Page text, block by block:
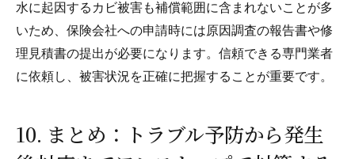
水に起因するカビ被害も補償範囲に含まれないことが多
いため、保険会社への申請時には原因調査の報告書や修
理見積書の提出が必要になります。信頼できる専門業者
に依頼し、被害状況を正確に把握することが重要です。
10. まとめ：トラブル予防から発生